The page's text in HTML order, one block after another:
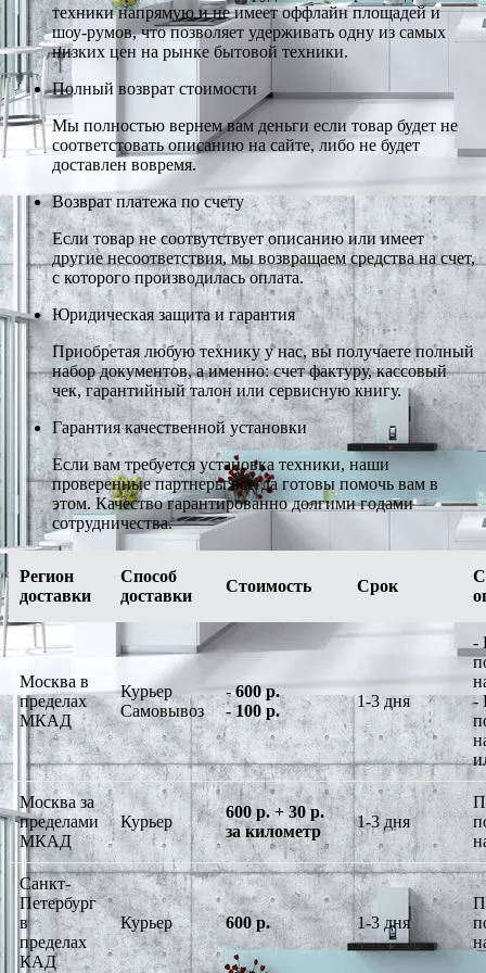
техники напрямую и не имеет оффлайн площадей и
шоу-румов, что позволяет удерживать одну из самых
низких цен на рынке бытовой техники.
Полный возврат стоимости
Мы полностью вернем вам деньги если товар будет не
соответстовать описанию на сайте, либо не будет
доставлен вовремя.
Возврат платежа по счету
Если товар не соотвутствует описанию или имеет
другие несоответствия, мы возвращаем средства на счет,
с которого производилась оплата.
Юридическая защита и гарантия
Приобретая любую технику у нас, вы получаете полный
набор документов, а именно: счет фактуру, кассовый
чек, гарантийный талон или сервисную книгу.
Гарантия качественной установки
Если вам требуется установка техники, наши
проверенные партнеры всегда готовы помочь вам в
этом. Качество гарантированно долгими годами
сотрудничества.
Регион
доставки
Способ
доставки
Стоимость Срок
Москва в
пределах
МКАД
Курьер
Самовывоз
-600 р.
-100 р.
1-3 дня
-
-
Москва за
пределами
МКАД
Курьер
600 р. + 30 р.
за километр
1-3 дня
Санкт-
Петербург
в
пределах
КАД
Курьер 600 р. 1-3 дня